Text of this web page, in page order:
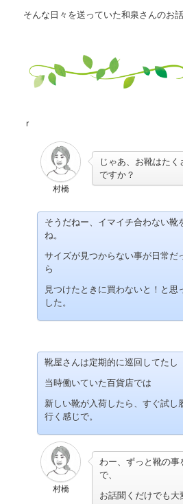
そんな日々を送っていた和泉さんのお
ｒ
村橋
じゃあ、お靴はた
ですか？
そうだねー、イマイチ合わない靴
ね。
サイズが見つからない事が日常だ
ら
見つけたときに買わないと！と思
した。
靴屋さんは定期的に巡回してたし
当時働いていた百貨店では
新しい靴が入荷したら、すぐ試し
行く感じで。
村橋
わー、ずっと靴の事
で、
お話聞くだけでも